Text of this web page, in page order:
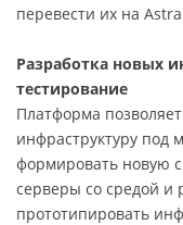
перевести их на
Разработка новых
тестирование
Платформа
инфраструктуру под
формировать новую
серверы со средой и
прототипировать